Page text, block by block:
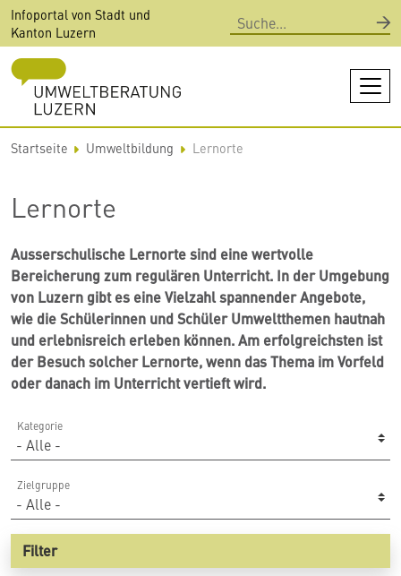
Direkt
zum
Inhalt
Infoportal von Stadt und
Kanton Luzern
Suche
Startseite Umweltbildung Lernorte
Lernorte
Ausserschulische Lernorte sind eine wertvolle
Bereicherung zum regulären Unterricht. In der Umgebung
von Luzern gibt es eine Vielzahl spannender Angebote,
wie die Schülerinnen und Schüler Umweltthemen hautnah
und erlebnisreich erleben können. Am erfolgreichsten ist
der Besuch solcher Lernorte, wenn das Thema im Vorfeld
oder danach im Unterricht vertieft wird.
Kategorie
Zielgruppe